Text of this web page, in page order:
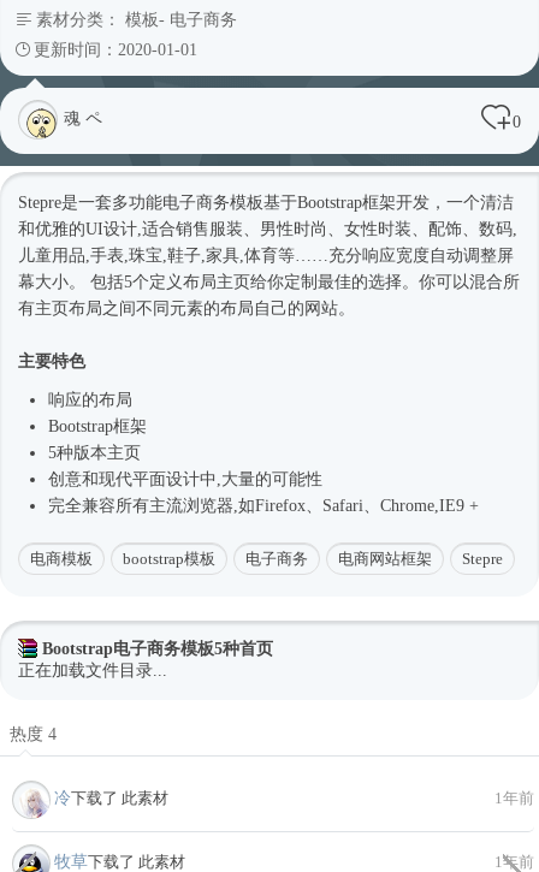
素材分类： 模板- 电子商务
更新时间：2020-01-01
魂 ペ 0
Stepre是一套多功能电子商务模板基于Bootstrap框架开发，一个清洁
和优雅的UI设计,适合销售服装、男性 时尚
、女性时装、配饰、数码,
儿童用品,手表,珠宝,鞋子,家具,体育等……充分响应宽度自动调整屏
幕大小。 包括5个定义布局主页给你定制最佳的选择。你可以混合所
有主页布局之间不同元素的布局自己的网站。
主要特色
响应的布局
Bootstrap框架
5种版本主页
创意和现代平面设计中,大量的可能性
完全兼容所有主流浏览器,如Firefox、Safari、Chrome,IE9 +
电商模板 bootstrap模板 电子商务 电商网站框架 Stepre
Bootstrap电子商务模板5种首页
正在加载文件目录...
热度 4
冷下载了 此素材 1年前
牧草下载了 此素材 1年前